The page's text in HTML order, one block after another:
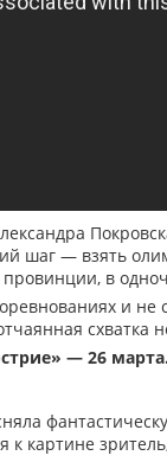
шаг — взять
в
и
схватка
— 26 марта.
к картине